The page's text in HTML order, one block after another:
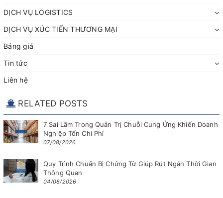
DỊCH VỤ LOGISTICS
DỊCH VỤ XÚC TIẾN THƯƠNG MẠI
Bảng giá
Tin tức
Liên hệ
RELATED POSTS
7 Sai Lầm Trong Quản Trị Chuỗi Cung Ứng Khiến Doanh
Nghiệp Tốn Chi Phí
07/08/2026
Quy Trình Chuẩn Bị Chứng Từ Giúp Rút Ngắn Thời Gian
Thông Quan
04/08/2026